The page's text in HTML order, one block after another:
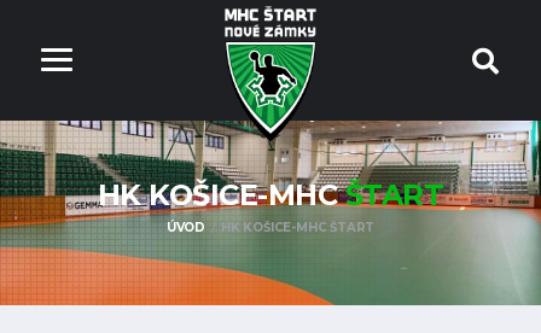
HK KOŠICE-MHCŠTART
ÚVOD HK KOŠICE-MHC ŠTART